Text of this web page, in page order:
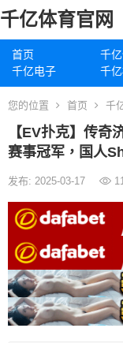
千亿体育官网
首页 千
千亿电子
千
您的位置 首页 千
【EV扑克】传
赛事冠军，国人
发布: 2025-03-17